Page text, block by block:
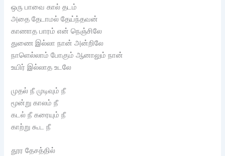
ஒரு பாவை கால் தடம்
அதை தேடாமல் தேய்ந்தவன்
காணாத பாரம் என் நெஞ்சிலே
துணை இல்லா நான் அன்றிலே
நாளெல்லாம் போகும் ஆனாலும் நான்
உயிர் இல்லாத உடலே
முதல் நீ முடிவும் நீ
மூன்று காலம் நீ
கடல் நீ கரையும் நீ
காற்று கூட நீ
தூர தேசத்தில்